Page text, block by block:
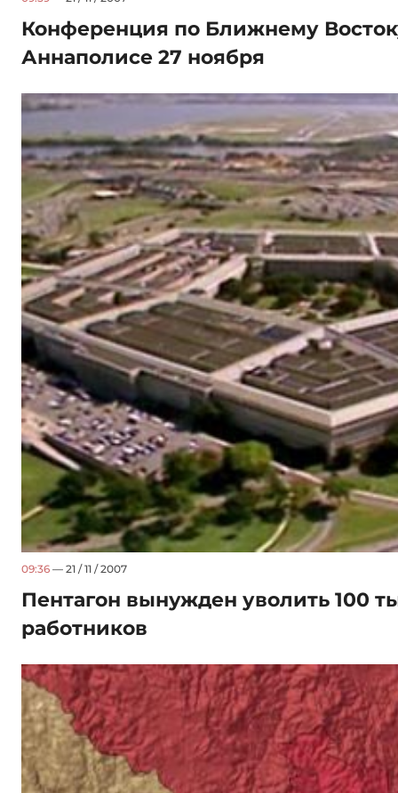
Конференция по Ближнему
Аннаполисе 27 ноября
09:36 — 21 / 11 / 2007
Пентагон вынужден уволить 100
работников